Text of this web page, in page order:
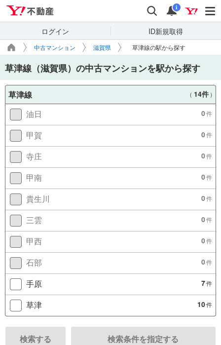
検索 通知
i
ログイン ID新規取得
中古マンション 滋賀県 草津線の駅から探す
草津線（滋賀県）の中古マンションを駅から探す
草津線 （ 14件 ）
油日 0件
甲賀 0件
寺庄 0件
甲南 0件
貴生川 0件
三雲 0件
甲西 0件
石部 0件
手原 7件
草津 10件
検索する 検索条件を指定する